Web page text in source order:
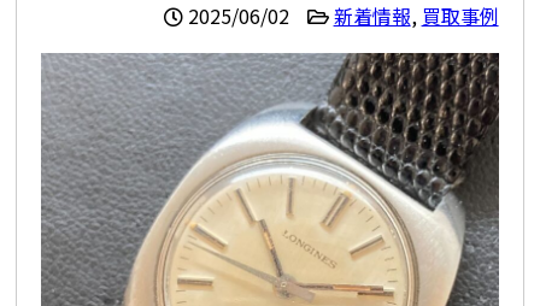
2025/06/02 新着情報, 買取事例